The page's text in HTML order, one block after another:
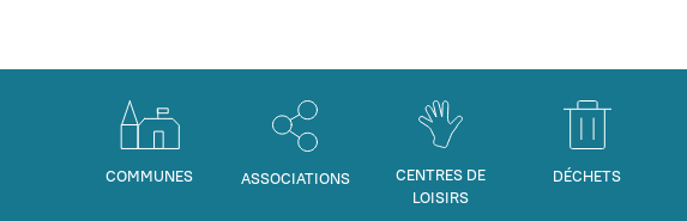
COMMUNES ASSOCIATIONS
CENTRES DE
LOISIRS
DÉCHETS